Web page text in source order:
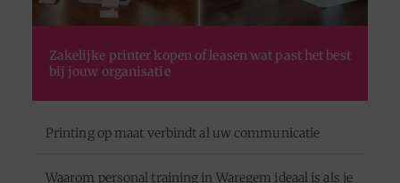
Zakelijke printer kopen of leasen wat past het best
bij jouw organisatie
Printing op maat verbindt al uw communicatie
Waarom personal training in Waregem ideaal is als je